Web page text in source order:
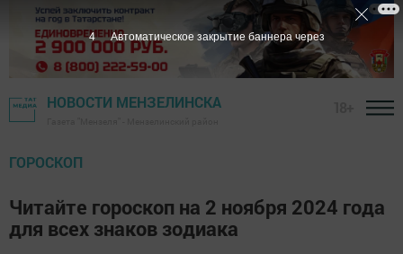
НОВОСТИ МЕНЗЕЛИНСКА
ГОРОСКОП
Читайте гороскоп на 2 ноября 2024 года
для всех знаков зодиака
2 Автоматическое закрытие баннера через